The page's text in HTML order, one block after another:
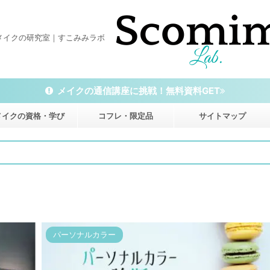
イクの研究室｜すこみみラボ
メイクの通信講座に挑戦！無料資料GET
イクの資格・学び コフレ・限定品 サイトマップ
パーソナルカラー